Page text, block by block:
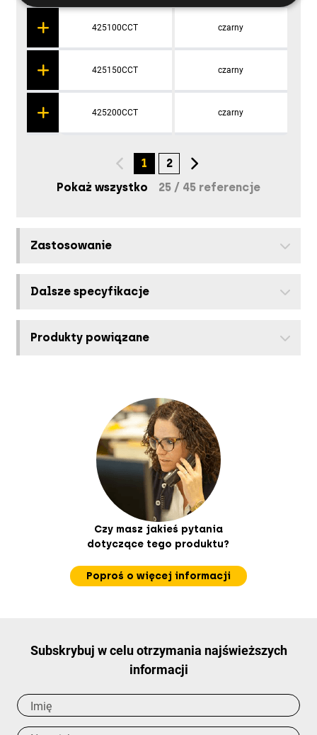
425100CCT
425150CCT
425200CCT
czarny
czarny
czarny
A 1 2 t
Pokaż wszystko 25 / 45 referencje
Zastosowanie
Dalsze specyfikacje
Produkty powiązane
Czy masz jakieś pytania
dotyczące tego produktu?
Poproś o więcej informacji
Subskrybuj w celu otrzymania najświeższych
informacji